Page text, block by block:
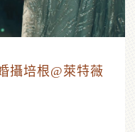
攝培根@萊特薇